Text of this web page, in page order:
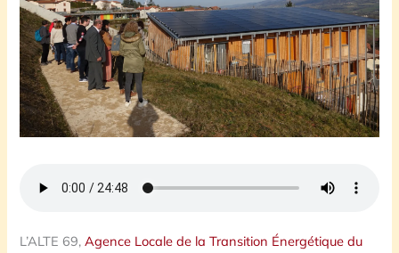
L’ALTE 69,Agence Locale de la Transition Énergétique du